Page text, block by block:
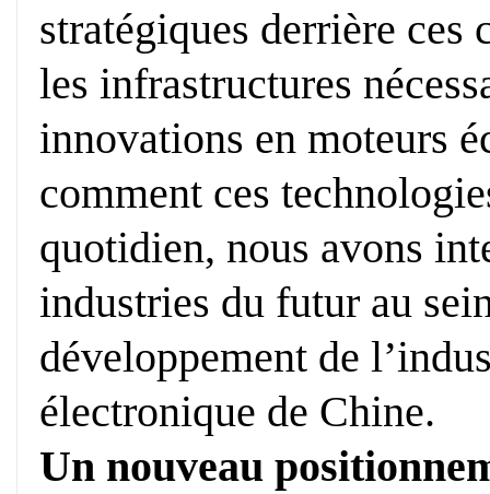
stratégiques derrière
les infrastructures
innovations en moteurs
comment ces
quotidien, nous avons
industries du futur au
développement de
électronique de Chine.
Un nouveau